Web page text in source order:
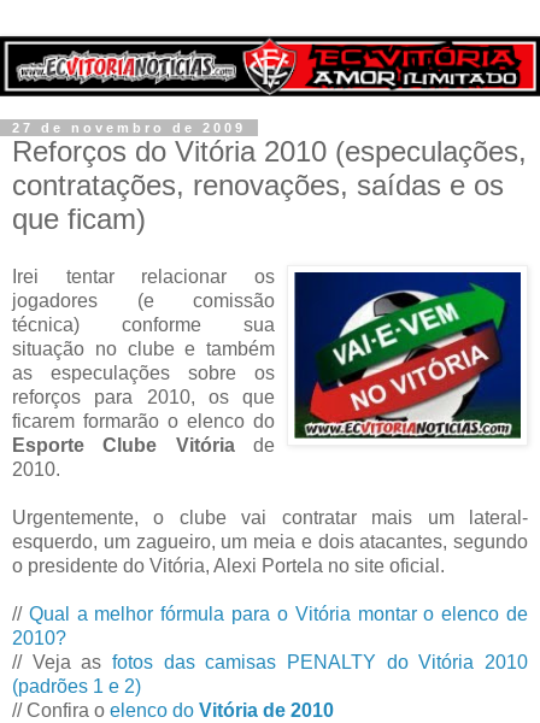
27 de novembro de 2009
Reforços do Vitória 2010 (especulações,
contratações, renovações, saídas e os
que ficam)
Irei tentar relacionar os
jogadores (e comissão
técnica) conforme sua
situação no clube e também
as especulações sobre os
reforços para 2010, os que
ficarem formarão o elenco do
Esporte Clube Vitóriade
2010.
Urgentemente, o clube vai contratar mais um lateral-
esquerdo, um zagueiro, um meia e dois atacantes, segundo
o presidente do Vitória, Alexi Portela no site oficial.
// Qual a melhor fórmula para o Vitória montar o elenco de
2010?
// Veja as fotos das camisas PENALTY do Vitória 2010
(padrões 1 e 2)
// Confira o elenco do Vitória de 2010